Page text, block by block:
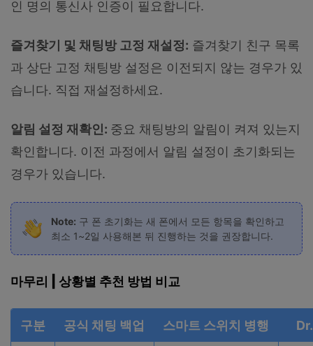
인 명의 통신사 인증이 필요합니다.
즐겨찾기 및 채팅방 고정 재설정: 즐겨찾기 친구 목록
과 상단 고정 채팅방 설정은 이전되지 않는 경우가 있
습니다. 직접 재설정하세요.
알림 설정 재확인: 중요 채팅방의 알림이 켜져 있는지
확인합니다. 이전 과정에서 알림 설정이 초기화되는
경우가 있습니다.
Note: 구 폰 초기화는 새 폰에서 모든 항목을 확인하고
최소 1~2일 사용해본 뒤 진행하는 것을 권장합니다.
마무리 | 상황별 추천 방법 비교
구분 공식 채팅 백업 스마트 스위치 병행